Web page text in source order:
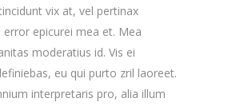
vix at, vel pertinax
error epicurei mea et. Mea
moderatius id. Vis ei
eu qui purto zril laoreet.
interpretaris pro, alia illum